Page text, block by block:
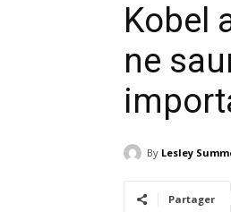
Kobel
ne
By Lesley
Partager